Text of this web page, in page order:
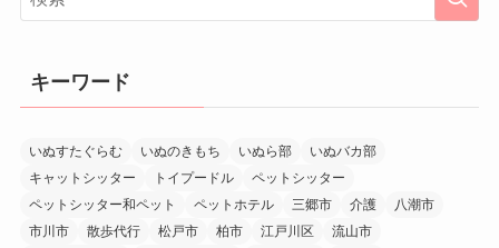
キーワード
いぬすたぐらむ いぬのきもち いぬら部
いぬバカ部
キャットシッター
トイプードル
ペットシッター
ペットシッター和ペット
ペットホテル 三郷市 介護
八潮市
市川市
散歩代行 松戸市 柏市 江戸川区
流山市